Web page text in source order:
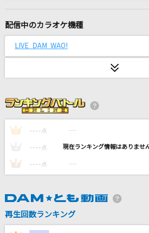
[良音]硝子の少年
惑星ループ
月を見ていた(ビデオクリップバー
米津玄師
米津玄師
藤井 風
Catch You Catch Me
配信中のカラオケ機種
LIVE DAM WAO!
1 ---- 点 ----
---- 点 ----
3 ---- 点 ----
再生回数ランキング